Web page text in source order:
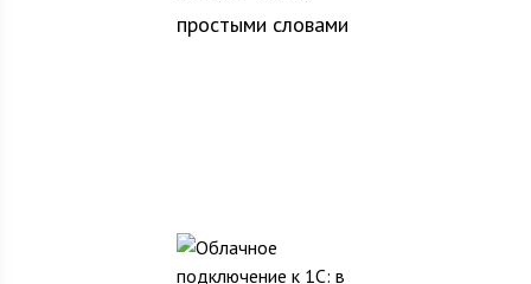
простыми словами